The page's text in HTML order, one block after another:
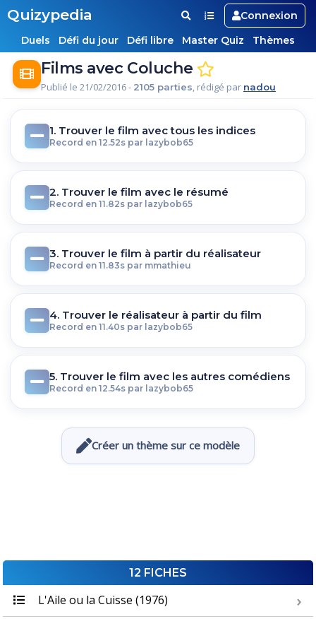
Quizypedia
Connexion
Duels
Défi du jour Défi libre Master Quiz Thèmes
Films avec Coluche
Publié le 21/02/2016 - 2105 parties, rédigé par nadou
1. Trouver le film avec tous les indices
Record en 12.52s par lazybob65
2. Trouver le film avec le résumé
Record en 11.82s par lazybob65
3. Trouver le film à partir du réalisateur
Record en 11.83s par mmathieu
4. Trouver le réalisateur à partir du film
Record en 11.40s par lazybob65
5. Trouver le film avec les autres comédiens
Record en 12.54s par lazybob65
Créer un thème sur ce modèle
12 FICHES
L'Aile ou la Cuisse (1976)